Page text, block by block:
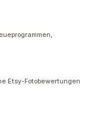
Etsy-Fotobewertungen